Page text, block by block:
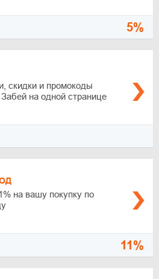
5%
скидки и промокоды
Забей на одной странице
на вашу покупку по
11%